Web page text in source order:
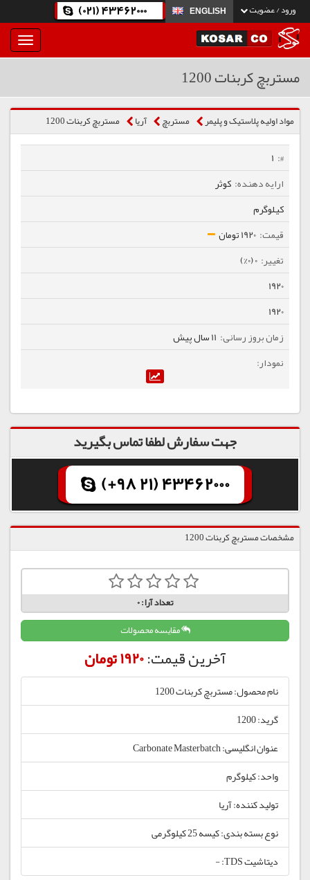
ورود / عضویت ENGLISH
(021) 43462000
بار
و
مستربچ کربنات 1200
مواد اولیه پلاستیک و پلیمر مستربچ آریا مستربچ کربنات 1200
1
کوثر
کیلوگرم
1920 تومان
0 (0%)
1920
1920
11 سال پیش
جهت سفارش لطفا تماس بگیرید
(+98 21) 43462000
مشخصات مستربچ کربنات 1200
تعداد آرا:0
مقایسه محصولات
آخرین قیمت:1920 تومان
نام محصول: مستربچ کربنات 1200
گرید: 1200
عنوان انگلیسی: Carbonate Masterbatch
واحد: کیلوگرم
تولید کننده: آریا
نوع بسته بندی: کیسه 25 کیلوگرمی
دیتاشیت TDS: -